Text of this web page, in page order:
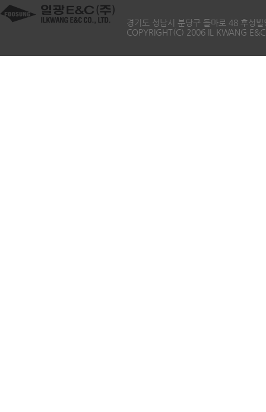
경기도 성남시 분당구 돌마로 48 후성
COPYRIGHT(C) 2006 IL KWANG